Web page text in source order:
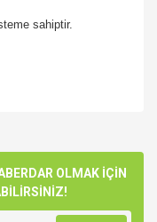
sahiptir.
OLMAK İÇİN